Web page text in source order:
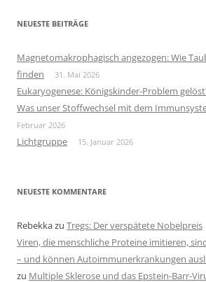
NEUESTE BEITRÄGE
Magnetomakrophagisch angezogen: Wie
finden
31. Mai 2026
Eukaryogenese: Königskinder-Problem
Was unser Stoffwechsel mit dem
Februar 2026
Lichtgruppe 15. Januar 2026
NEUESTE KOMMENTARE
Rebekkazu Tregs: Der verspätete Nobelpreis
Viren, die menschliche Proteine imitieren,
– und können Autoimmunerkrankungen
zu Multiple Sklerose und das Epstein-Barr-